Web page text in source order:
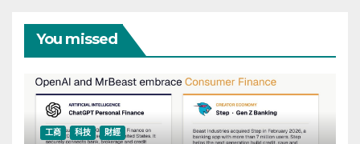
You missed
工商 科技 財經